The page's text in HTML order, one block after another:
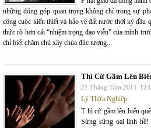
những đóng góp quan trọng không chỉ trong sự
công cuộc kiến thiết và bảo vệ đất nước thời kỳ đầu
thức rõ hơn cái “nhiệm trọng đạo viễn” của mình
chỉ biết chăm chú xây chùa đúc tượng...
Thì Cứ Gầm Lên
21 Tháng Tám 2011
Lý Thừa Nghiệp
T hì cứ gầm lên biển
Sừng sững oai linh hề!